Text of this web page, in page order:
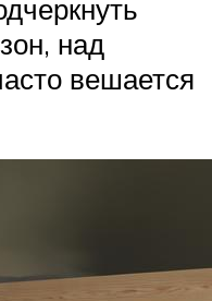
над
вешается